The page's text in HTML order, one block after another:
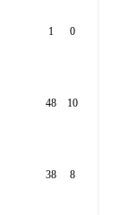
1 0
48 10
38 8